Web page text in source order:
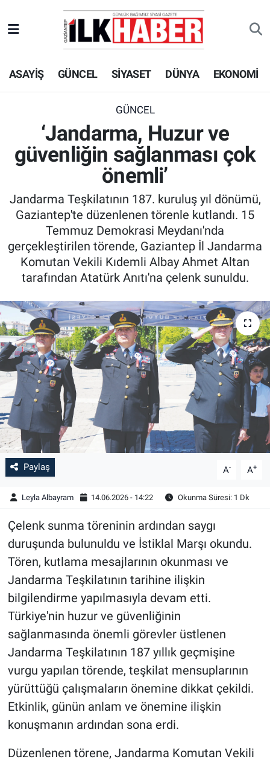
ASAYİŞ GÜNCEL SİYASET DÜNYA EKONOMİ
GÜNCEL
‘Jandarma, Huzur ve
güvenliğin sağlanması çok
önemli’
Jandarma Teşkilatının 187. kuruluş yıl dönümü,
Gaziantep'te düzenlenen törenle kutlandı. 15
Temmuz Demokrasi Meydanı'nda
gerçekleştirilen törende, Gaziantep İl Jandarma
Komutan Vekili Kıdemli Albay Ahmet Altan
tarafından Atatürk Anıtı'na çelenk sunuldu.
Paylaş A- A+
Leyla Albayram 14.06.2026 - 14:22 Okunma Süresi: 1 Dk
Çelenk sunma töreninin ardından saygı
duruşunda bulunuldu ve İstiklal Marşı okundu.
Tören, kutlama mesajlarının okunması ve
Jandarma Teşkilatının tarihine ilişkin
bilgilendirme yapılmasıyla devam etti.
Türkiye'nin huzur ve güvenliğinin
sağlanmasında önemli görevler üstlenen
Jandarma Teşkilatının 187 yıllık geçmişine
vurgu yapılan törende, teşkilat mensuplarının
yürüttüğü çalışmaların önemine dikkat çekildi.
Etkinlik, günün anlam ve önemine ilişkin
konuşmanın ardından sona erdi.
Düzenlenen törene, Jandarma Komutan Vekili
EKONOMİ
SİYASET
SPOR
TEKNOLOJİ
ASAYİŞ
EĞİTİM
KÜLTÜR - SANAT
Beyoğlu Hava Durumu
Beyoğlu Trafik Yoğunluk Haritası
Süper Lig Puan Durumu ve Fikstür
Tüm Manşetler
Son Dakika Haberleri
Haber Arşivi